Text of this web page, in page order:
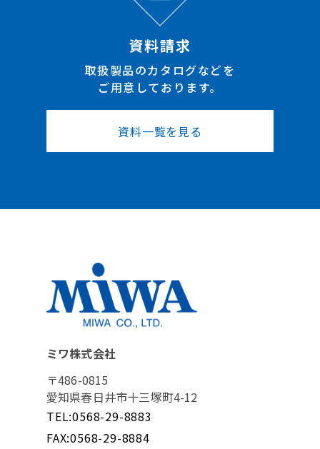
資料請求
取扱製品のカタログなどを
ご用意しております。
資料一覧を見る
ミワ株式会社
〒486-0815
愛知県春日井市十三塚町4-12
TEL:0568-29-8883
FAX:0568-29-8884